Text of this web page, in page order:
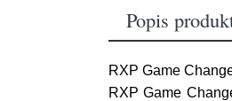
Popis
RXP Game
RXP Game